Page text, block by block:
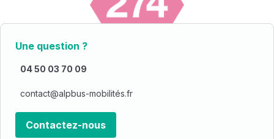
Une question ?
04 50 03 70 09
contact@alpbus-mobilités.fr
Contactez-nous